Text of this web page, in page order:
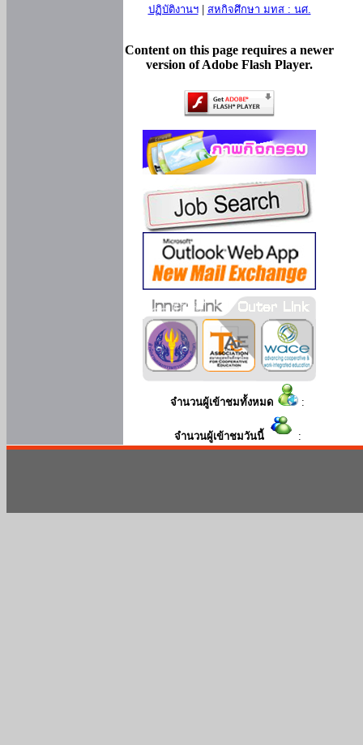
ปฏิบัติงานฯ| สหกิจศึกษา มทส : นศ.
Content on this page requires a newer
version of Adobe Flash Player.
จำนวนผู้เข้าชมทั้งหมด :
จำนวนผู้เข้าชมวันนี้ :